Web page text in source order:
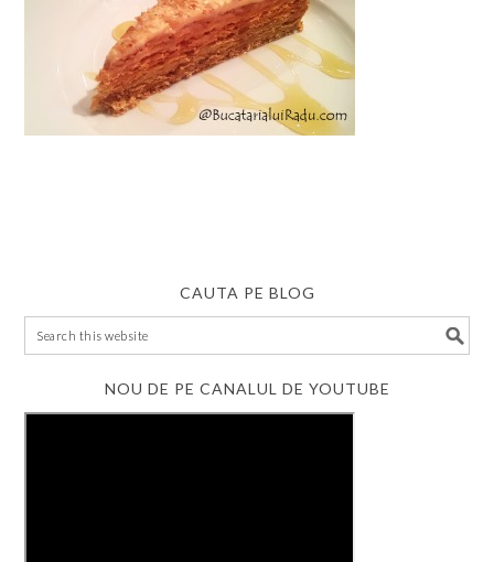
CAUTA PE BLOG
NOU DE PE CANALUL DE YOUTUBE